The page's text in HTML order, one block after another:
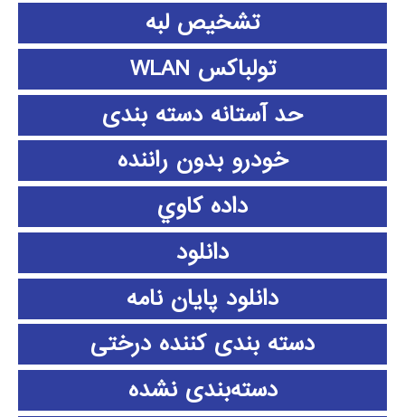
تشخیص لبه
تولباکس WLAN
حد آستانه دسته بندی
خودرو بدون راننده
داده كاوي
دانلود
دانلود پايان نامه
دسته بندی کننده درختی
دسته‌بندی نشده